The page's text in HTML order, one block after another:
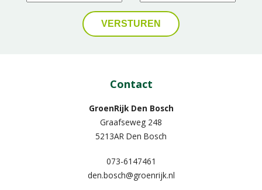
Contact
GroenRijk Den Bosch
Graafseweg 248
5213AR Den Bosch
073-6147461
den.bosch@groenrijk.nl